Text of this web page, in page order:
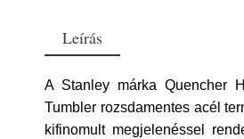
Leírás
A Stanley márka Quencher
Tumbler rozsdamentes acél
kifinomult megjelenéssel